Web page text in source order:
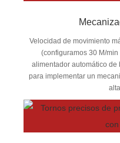
Velocidad de movimiento
(configuramos 30 M/
alimentador automático de
para implementar un